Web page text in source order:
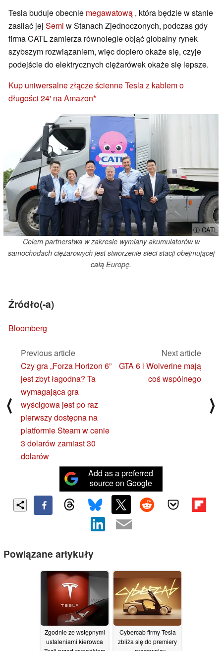
Tesla buduje obecnie megawatową , która będzie w stanie
zasilać jej Semi w Stanach Zjednoczonych, podczas gdy
firma CATL zamierza równolegle objąć globalny rynek
szybszym rozwiązaniem, więc dopiero okaże się, czyje
podejście do elektrycznych ciężarówek okaże się lepsze.
Kup uniwersalne złącze ścienne Tesla z kablem o
długości 24' na Amazon
ⓘ CATL
Celem partnerstwa w zakresie wymiany akumulatorów w
samochodach ciężarowych jest stworzenie sieci stacji obejmującej
całą Europę.
Źródło(-a)
Bloomberg
⟨
Previous article
Czy gra „Forza Horizon 6”
jest zbyt łagodna? Ta
wymagająca gra
wyścigowa jest po raz
pierwszy dostępna na
platformie Steam w cenie
3 dolarów zamiast 30
dolarów
Next article
GTA 6 i Wolverine mają
coś wspólnego
⟩
Add as a preferred
source on Google
Powiązane artykuły
Zgodnie ze wstępnymi
ustaleniami kierowca
Cybercab firmy Tesla
zbliża się do premiery